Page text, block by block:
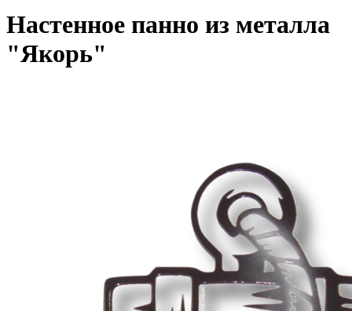
Настенное панно из металла
"Якорь"